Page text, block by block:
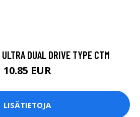
DUAL DRIVE TYPE CTM
10.85 EUR
LISÄTIETOJA